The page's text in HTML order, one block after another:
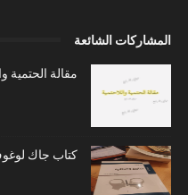
المشاركات الشائعة
مقالة الحتمية
كتاب جاك